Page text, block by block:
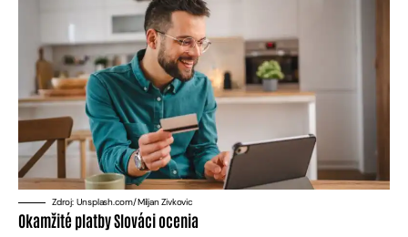
Zdroj: Unsplash.com/Miljan Zivkovic
Okamžité platby Slováci ocenia